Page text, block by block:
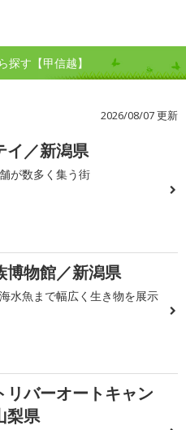
探す【甲信越】
2026/08/07 更新
イ／新潟県
が数多く集う街
博物館／新潟県
水魚まで幅広く生き物を展示
リバーオートキャン
梨県